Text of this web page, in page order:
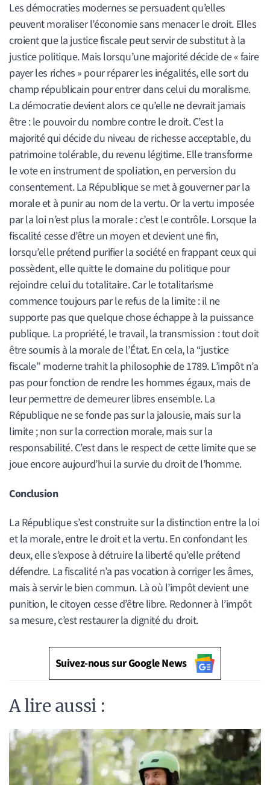
Les démocraties modernes se persuadent qu’elles
peuvent moraliser l’économie sans menacer le droit. Elles
croient que la justice fiscale peut servir de substitut à la
justice politique. Mais lorsqu’une majorité décide de « faire
payer les riches » pour réparer les inégalités, elle sort du
champ républicain pour entrer dans celui du moralisme.
La démocratie devient alors ce qu’elle ne devrait jamais
être : le pouvoir du nombre contre le droit. C’est la
majorité qui décide du niveau de richesse acceptable, du
patrimoine tolérable, du revenu légitime. Elle transforme
le vote en instrument de spoliation, en perversion du
consentement. La République se met à gouverner par la
morale et à punir au nom de la vertu. Or la vertu imposée
par la loi n’est plus la morale : c’est le contrôle. Lorsque la
fiscalité cesse d’être un moyen et devient une fin,
lorsqu’elle prétend purifier la société en frappant ceux qui
possèdent, elle quitte le domaine du politique pour
rejoindre celui du totalitaire. Car le totalitarisme
commence toujours par le refus de la limite : il ne
supporte pas que quelque chose échappe à la puissance
publique. La propriété, le travail, la transmission : tout doit
être soumis à la morale de l’État. En cela, la “justice
fiscale” moderne trahit la philosophie de 1789. L’impôt n’a
pas pour fonction de rendre les hommes égaux, mais de
leur permettre de demeurer libres ensemble. La
République ne se fonde pas sur la jalousie, mais sur la
limite ; non sur la correction morale, mais sur la
responsabilité. C’est dans le respect de cette limite que se
joue encore aujourd’hui la survie du droit de l’homme.
Conclusion
La République s’est construite sur la distinction entre la loi
et la morale, entre le droit et la vertu. En confondant les
deux, elle s’expose à détruire la liberté qu’elle prétend
défendre. La fiscalité n’a pas vocation à corriger les âmes,
mais à servir le bien commun. Là où l’impôt devient une
punition, le citoyen cesse d’être libre. Redonner à l’impôt
sa mesure, c’est restaurer la dignité du droit.
Suivez-nous sur Google News
A lire aussi :